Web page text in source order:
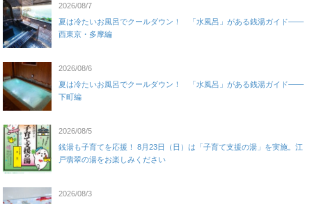
2026/08/7
夏は冷たいお風呂でクールダウン！ 「水風呂」がある銭湯ガイド——
西東京・多摩編
2026/08/6
夏は冷たいお風呂でクールダウン！ 「水風呂」がある銭湯ガイド——
下町編
2026/08/5
銭湯も子育てを応援！ 8月23日（日）は「子育て支援の湯」を実施。江
戸翡翠の湯をお楽しみください
2026/08/3